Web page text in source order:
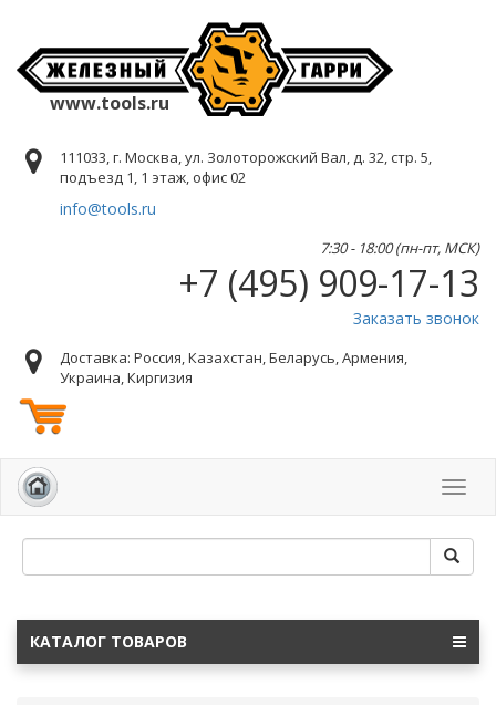
www.tools.ru
111033, г. Москва, ул. Золоторожский Вал, д. 32, стр. 5,
подъезд 1, 1 этаж, офис 02
info@tools.ru
7:30 - 18:00 (пн-пт, МСК)
+7 (495) 909-17-13
Заказать звонок
Доставка: Россия, Казахстан, Беларусь, Армения,
Украина, Киргизия
КАТАЛОГ ТОВАРОВ